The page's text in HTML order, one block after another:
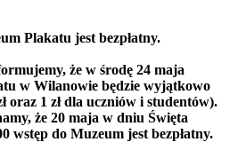
Plakatu jest bezpłatny.
że w środę 24 maja
w Wilanowie będzie wyjątkowo
oraz 1 zł dla uczniów i studentów).
że 20 maja w dniu Święta
wstęp do Muzeum jest bezpłatny.